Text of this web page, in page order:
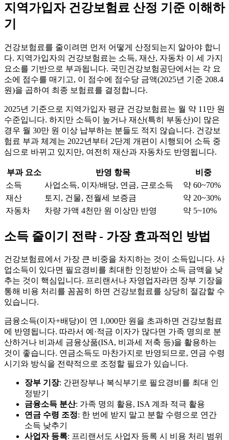
지역가입자 건강보험료 산정 기준 이해하
기
건강보험료를 줄이려면 먼저 어떻게 산정되는지 알아야 합니
다. 지역가입자의 건강보험료는 소득, 재산, 자동차 이 세 가지
요소를 기반으로 부과됩니다. 국민건강보험공단에서는 각 요
소에 점수를 매기고, 이 점수에 점수당 금액(2025년 기준 208.4
원)을 곱하여 최종 보험료를 결정합니다.
2025년 기준으로 지역가입자 평균 건강보험료는 월 약 11만 원
수준입니다. 하지만 소득이 높거나 재산(특히 부동산)이 많은
경우 월 30만 원 이상 납부하는 분들도 적지 않습니다. 건강보
험료 부과 체계는 2022년부터 2단계 개편이 시행되어 소득 중
심으로 바뀌고 있지만, 여전히 재산과 자동차도 반영됩니다.
부과 요소 반영 항목
비중
소득
사업소득, 이자/배당, 연금, 근로소득
약 60~70%
재산
토지, 건물, 전월세 보증금
약 20~30%
자동차
차량 가액 4천만 원 이상만 반영 약 5~10%
소득 줄이기 전략 - 가장 효과적인 방법
건강보험료에서 가장 큰 비중을 차지하는 것이 소득입니다. 사
업소득이 있다면 필요경비를 최대한 인정받아 소득 금액을 낮
추는 것이 핵심입니다. 프리랜서나 자영업자라면 장부 기장을
통해 비용 처리를 꼼꼼히 하면 건강보험료를 상당히 절감할 수
있습니다.
금융소득(이자+배당)이 연 1,000만 원을 초과하면 건강보험료
에 반영됩니다. 따라서 예·적금 이자가 많다면 가족 명의로 분
산하거나 비과세 금융상품(ISA, 비과세 저축 등)을 활용하는
것이 좋습니다. 연금소득도 마찬가지로 반영되므로, 연금 수령
시기와 방식을 전략적으로 조정할 필요가 있습니다.
장부 기장: 간편장부나 복식부기로 필요경비를 최대 인
정받기
금융소득 분산: 가족 명의 활용, ISA 계좌 적극 활용
연금 수령 조정: 한 번에 받지 말고 분할 수령으로 연간
소득 낮추기
사업자 등록: 프리랜서도 사업자 등록 시 비용 처리 범위